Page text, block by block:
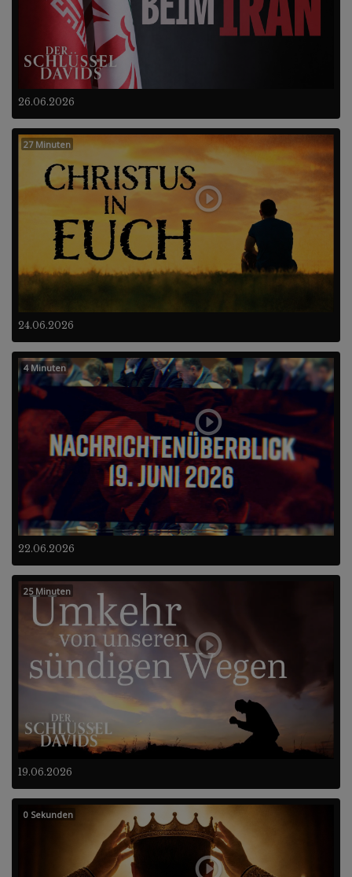
26.06.2026
24.06.2026
27 Minuten
22.06.2026
4 Minuten
19.06.2026
25 Minuten
0 Sekunden